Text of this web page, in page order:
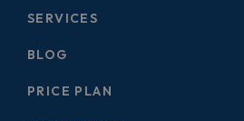
SERVICES
BLOG
PRICE PLAN